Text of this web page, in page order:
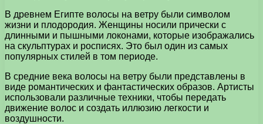
В древнем Египте волосы на ветру были символом
жизни и плодородия. Женщины носили прически с
длинными и пышными локонами, которые изображались
на скульптурах и росписях. Это был один из самых
популярных стилей в том периоде.
В средние века волосы на ветру были представлены в
виде романтических и фантастических образов. Артисты
использовали различные техники, чтобы передать
движение волос и создать иллюзию легкости и
воздушности.